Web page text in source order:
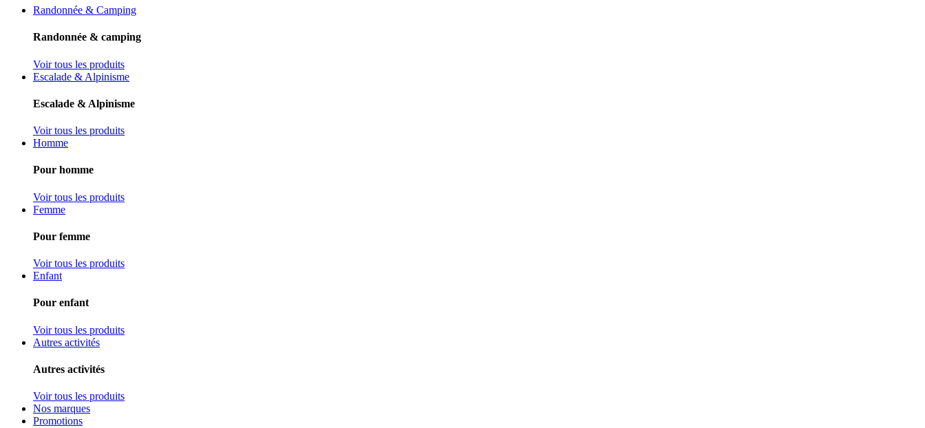
Randonnée & Camping
Randonnée & camping
Voir tous les produits
Escalade & Alpinisme
Escalade & Alpinisme
Voir tous les produits
Homme
Pour homme
Voir tous les produits
Femme
Pour femme
Voir tous les produits
Enfant
Pour enfant
Voir tous les produits
Autres activités
Autres activités
Voir tous les produits
Nos marques
Promotions